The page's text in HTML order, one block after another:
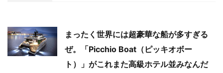
まったく世界には超豪華な船が多すぎる
ぜ。「Picchio Boat（ピッキオボー
ト）」がこれまた高級ホテル並みなんだ